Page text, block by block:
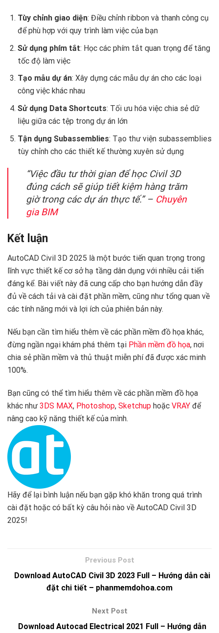
Tùy chỉnh giao diện: Điều chỉnh ribbon và thanh công cụ
để phù hợp với quy trình làm việc của bạn
Sử dụng phím tắt: Học các phím tắt quan trọng để tăng
tốc độ làm việc
Tạo mẫu dự án: Xây dựng các mẫu dự án cho các loại
công việc khác nhau
Sử dụng Data Shortcuts: Tối ưu hóa việc chia sẻ dữ
liệu giữa các tệp trong dự án lớn
Tận dụng Subassemblies: Tạo thư viện subassemblies
tùy chỉnh cho các thiết kế thường xuyên sử dụng
“Việc đầu tư thời gian để học Civil 3D
đúng cách sẽ giúp tiết kiệm hàng trăm
giờ trong các dự án thực tế.” – Chuyên
gia BIM
Kết luận
AutoCAD Civil 3D 2025 là một bước tiến quan trọng trong
lĩnh vực thiết kế cơ sở hạ tầng dân dụng với nhiều cải tiến
đáng kể. Bài viết này đã cung cấp cho bạn hướng dẫn đầy
đủ về cách tải và cài đặt phần mềm, cũng như tổng quan về
các tính năng mới và lợi ích của phiên bản này.
Nếu bạn cần tìm hiểu thêm về các phần mềm đồ họa khác,
đừng ngần ngại khám phá thêm tại Phần mềm đồ họa, nơi
chia sẻ phần mềm và thủ thuật miễn phí đã được xác minh
100%.
Bạn cũng có thể tìm hiểu thêm về các phần mềm đồ họa
khác như 3DS MAX, Photoshop, Sketchup hoặc VRAY để
nâng cao kỹ năng thiết kế của mình.
Hãy để lại bình luận nếu bạn gặp khó khăn trong quá trình
cài đặt hoặc có bất kỳ câu hỏi nào về AutoCAD Civil 3D
2025!
Download AutoCAD Civil 3D 2023 Full – Hướng dẫn cài
đặt chi tiết – phanmemdohoa.com
Download Autocad Electrical 2021 Full – Hướng dẫn